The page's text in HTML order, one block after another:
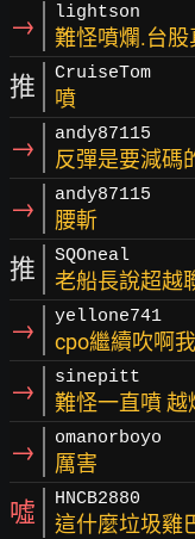
→ lightson
難怪噴爛.台股
推 CruiseTom
噴
→ andy87115
反彈是要減碼
→ andy87115
腰斬
推 SQOneal
老船長說超越
→ yellone741
cpo繼續吹啊
→ sinepitt
難怪一直噴 越
→ omanorboyo
厲害
噓 HNCB2880
這什麼垃圾雞